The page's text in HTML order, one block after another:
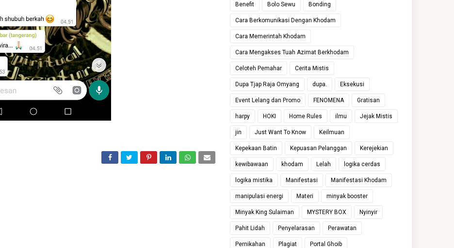
Benefit Bolo Sewu Bonding
Cara Berkomunikasi Dengan Khodam
Cara Memerintah Khodam
Cara Mengakses Tuah Azimat Berkhodam
Celoteh Pemahar Cerita Mistis
Dupa Tjap Raja Omyang dupa. Eksekusi
Event Lelang dan Promo FENOMENA Gratisan
harpy HOKI Home Rules ilmu Jejak Mistis
jin Just Want To Know Keilmuan
Kepekaan Batin Kepuasan Pelanggan Kerejekian
kewibawaan khodam Lelah logika cerdas
logika mistika Manifestasi Manifestasi Khodam
manipulasi energi Materi minyak booster
Minyak King Sulaiman MYSTERY BOX Nyinyir
Pahit Lidah Penyelarasan Perawatan
Pernikahan Plagiat Portal Ghoib